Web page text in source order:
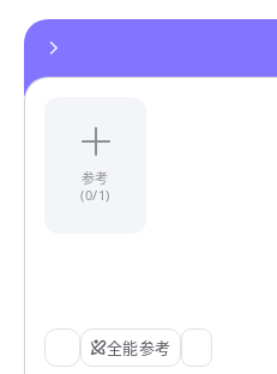
参考
(0/1)
全能参考